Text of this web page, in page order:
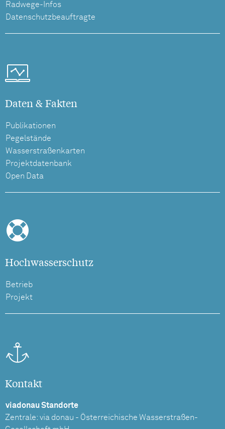
Radwege-Infos
Datenschutzbeauftragte
Daten & Fakten
Publikationen
Pegelstände
Wasserstraßenkarten
Projektdatenbank
Open Data
Hochwasserschutz
Betrieb
Projekt
Kontakt
viadonau Standorte
Zentrale: via donau - Österreichische Wasserstraßen-